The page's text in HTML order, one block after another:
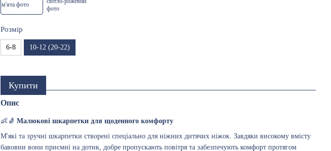
Розмір
6-8 10-12 (20-22)
Купити
Опис
👶🧦 Малюкові шкарпетки для щоденного комфорту
М'які та зручні шкарпетки створені спеціально для ніжних дитячих ніжок. Завдяки високому вмісту
бавовни вони приємні на дотик, добре пропускають повітря та забезпечують комфорт протягом